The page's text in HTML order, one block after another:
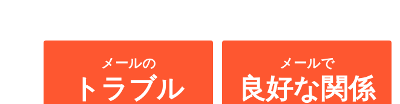
メールの
トラブル
メールで
良好な関係